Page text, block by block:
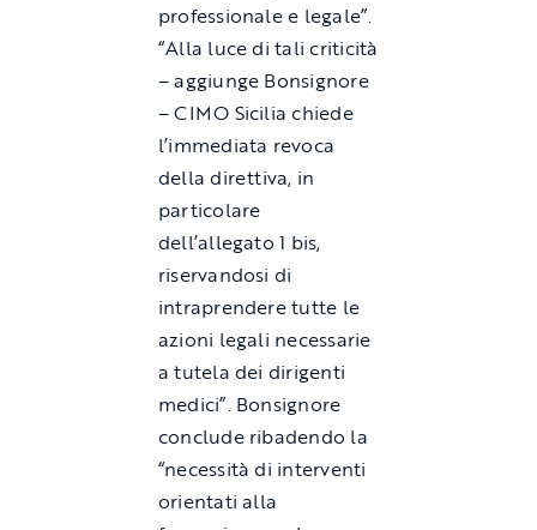
professionale e legale”.
“Alla luce di tali criticità
– aggiunge Bonsignore
– CIMO Sicilia chiede
l’immediata revoca
della direttiva, in
particolare
dell’allegato 1 bis,
riservandosi di
intraprendere tutte le
azioni legali necessarie
a tutela dei dirigenti
medici”. Bonsignore
conclude ribadendo la
“necessità di interventi
orientati alla